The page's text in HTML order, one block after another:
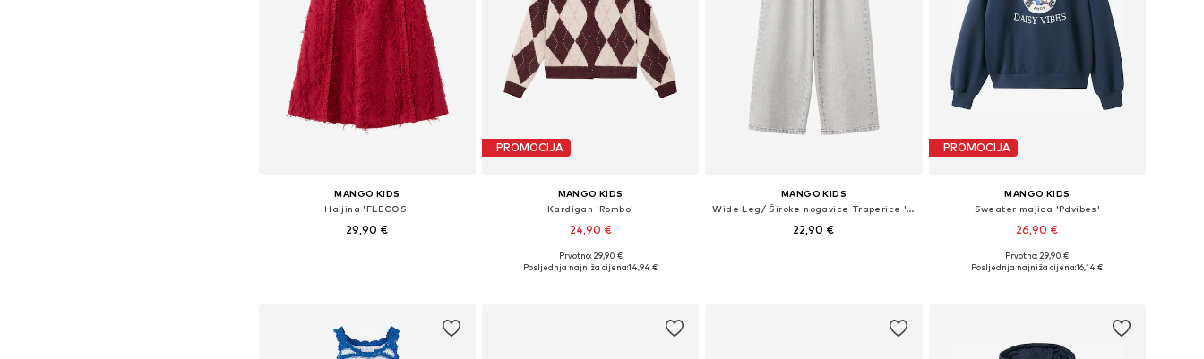
MANGO KIDS
Haljina 'FLECOS'
29,90 €
PROMOCIJA
MANGO KIDS
Kardigan 'Rombo'
24,90 €
Prvotno: 29,90 €
Posljednja najniža cijena:14,94 €
MANGO KIDS
Wide Leg/ Široke nogavice Traperice 'ANNIE'
22,90 €
PROMOCIJA
MANGO KIDS
Sweater majica 'Pdvibes'
26,90 €
Prvotno: 29,90 €
Posljednja najniža cijena:16,14 €